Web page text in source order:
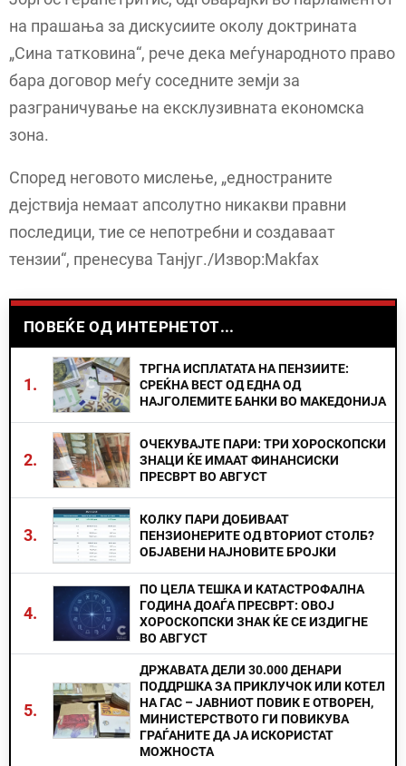
на прашања за дискусиите околу доктрината
„Сина татковина“, рече дека меѓународното право
бара договор меѓу соседните земји за
разграничување на ексклузивната економска
зона.
Според неговото мислење, „едностраните
дејствија немаат апсолутно никакви правни
последици, тие се непотребни и создаваат
тензии“, пренесува Танјуг./Извор:Makfax
ПОВЕЌЕ ОД ИНТЕРНЕТОТ...
1.
ТРГНА ИСПЛАТАТА НА ПЕНЗИИТЕ:
СРЕЌНА ВЕСТ ОД ЕДНА ОД
НАЈГОЛЕМИТЕ БАНКИ ВО МАКЕДОНИЈА
2.
ОЧЕКУВАЈТЕ ПАРИ: ТРИ ХОРОСКОПСКИ
ЗНАЦИ ЌЕ ИМААТ ФИНАНСИСКИ
ПРЕСВРТ ВО АВГУСТ
3.
КОЛКУ ПАРИ ДОБИВААТ
ПЕНЗИОНЕРИТЕ ОД ВТОРИОТ СТОЛБ?
ОБЈАВЕНИ НАЈНОВИТЕ БРОЈКИ
4.
ПО ЦЕЛА ТЕШКА И КАТАСТРОФАЛНА
ГОДИНА ДОАЃА ПРЕСВРТ: ОВОЈ
ХОРОСКОПСКИ ЗНАК ЌЕ СЕ ИЗДИГНЕ
ВО АВГУСТ
5.
ДРЖАВАТА ДЕЛИ 30.000 ДЕНАРИ
ПОДДРШКА ЗА ПРИКЛУЧОК ИЛИ КОТЕЛ
НА ГАС – ЈАВНИОТ ПОВИК Е ОТВОРЕН,
МИНИСТЕРСТВОТО ГИ ПОВИКУВА
ГРАЃАНИТЕ ДА ЈА ИСКОРИСТАТ
МОЖНОСТА